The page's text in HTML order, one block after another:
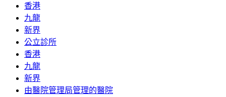
香港
九龍
新界
公立診所
香港
九龍
新界
由醫院管理局管理的醫院